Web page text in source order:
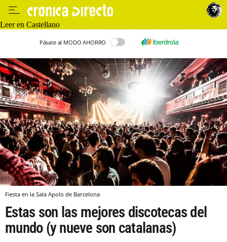
Leer en Castellano
Pásate al MODO AHORRO
Fiesta en la Sala Apolo de Barcelona
Estas son las mejores discotecas del
mundo (y nueve son catalanas)